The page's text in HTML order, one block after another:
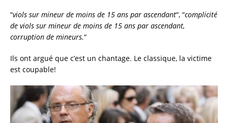
“viols sur mineur de moins de 15 ans par ascendant“, “complicité
de viols sur mineur de moins de 15 ans par ascendant,
corruption de mineurs.“
Ils ont argué que c’est un chantage. Le classique, la victime
est coupable!